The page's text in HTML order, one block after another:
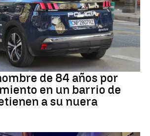
de 84 años por
en un barrio de
a su nuera